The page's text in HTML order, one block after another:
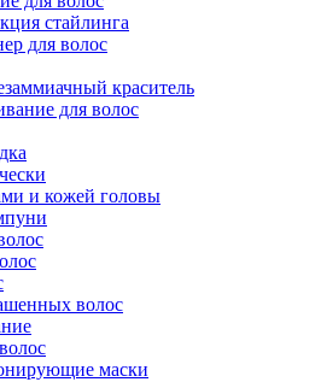
стайлинга
для волос
краситель
для волос
и кожей головы
волос
маски